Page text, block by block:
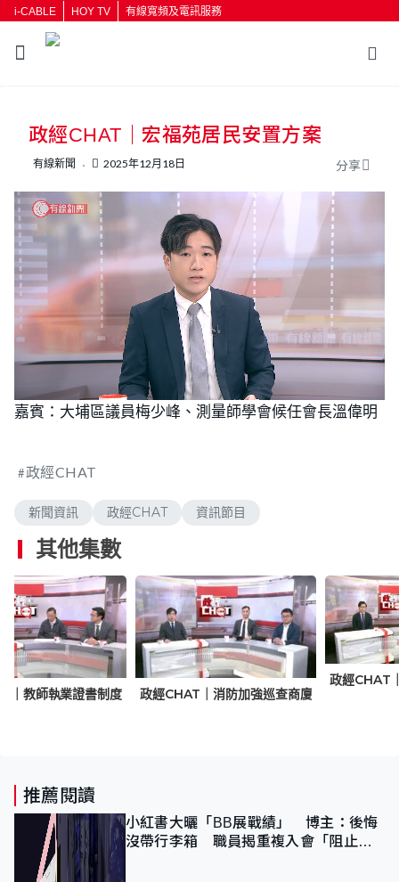
i-CABLE HOY TV 有線寬頻及電訊服務
按輸入鍵開始搜尋
政經CHAT｜宏福苑居民安置方案
有線新聞 2025年12月18日 分享
U
n
m
u
o
a
d
%
嘉賓：大埔區議員梅少峰、測量師學會候任會長溫偉明
政經CHAT
新聞資訊 政經CHAT 資訊節目
其他集數
｜教師執業證書制度 政經CHAT｜消防加強巡查商廈
政經CHAT
推薦閱讀
小紅書大曬「BB展戰績」 博主：後悔
沒帶行李箱 職員揭重複入會「阻止唔